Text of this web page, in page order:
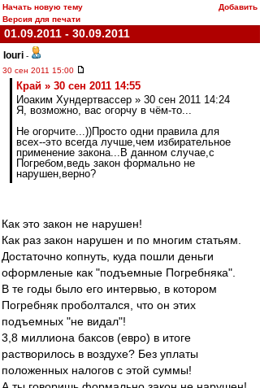
Начать новую тему
Добавить
Версия для печати
01.09.2011 - 30.09.2011
Iouri -
30 сен 2011 15:00
Край » 30 сен 2011 14:55
Иоаким Хундертвассер » 30 сен 2011 14:24
Я, возможно, вас огорчу в чём-то...
Не огорчите...))Просто одни правила для
всех--это всегда лучше,чем избирательное
применение закона...В данном случае,с
Погребом,ведь закон формально не
нарушен,верно?
Как это закон не нарушен!
Как раз закон нарушен и по многим статьям.
Достаточно копнуть, куда пошли деньги
оформленые как "подъемные Погребняка".
В те годы было его интервью, в котором
Погребняк проболтался, что он этих
подъемных "не видал"!
3,8 миллиона баксов (евро) в итоге
растворилось в воздухе? Без уплаты
положенных налогов с этой суммы!